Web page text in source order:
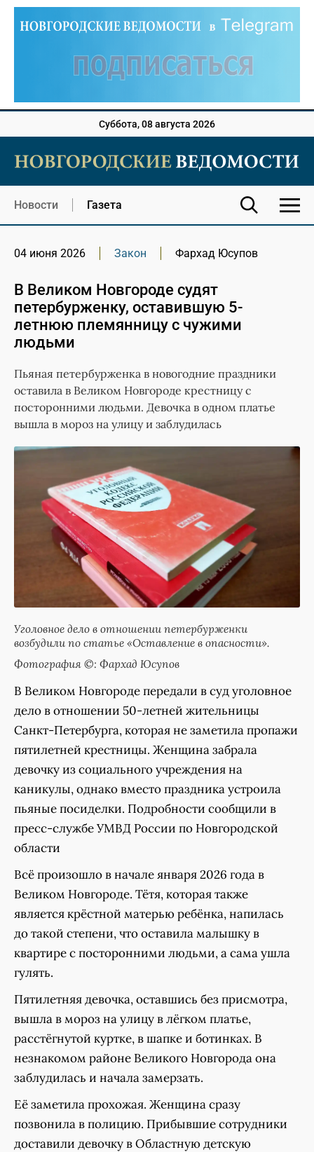
Суббота, 08 августа 2026
Новости Газета
04 июня 2026 Закон Фархад Юсупов
В Великом Новгороде судят
петербурженку, оставившую 5-
летнюю племянницу с чужими
людьми
Пьяная петербурженка в новогодние праздники
оставила в Великом Новгороде крестницу с
посторонними людьми. Девочка в одном платье
вышла в мороз на улицу и заблудилась
Уголовное дело в отношении петербурженки
возбудили по статье «Оставление в опасности».
Фотография ©: Фархад Юсупов
В Великом Новгороде передали в суд уголовное
дело в отношении 50-летней жительницы
Санкт-Петербурга, которая не заметила пропажи
пятилетней крестницы. Женщина забрала
девочку из социального учреждения на
каникулы, однако вместо праздника устроила
пьяные посиделки. Подробности сообщили в
пресс-службе УМВД России по Новгородской
области
Всё произошло в начале января 2026 года в
Великом Новгороде. Тётя, которая также
является крёстной матерью ребёнка, напилась
до такой степени, что оставила малышку в
квартире с посторонними людьми, а сама ушла
гулять.
Пятилетняя девочка, оставшись без присмотра,
вышла в мороз на улицу в лёгком платье,
расстёгнутой куртке, в шапке и ботинках. В
незнакомом районе Великого Новгорода она
заблудилась и начала замерзать.
Её заметила прохожая. Женщина сразу
позвонила в полицию. Прибывшие сотрудники
доставили девочку в Областную детскую